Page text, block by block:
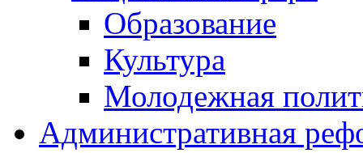
Образование
Культура
Молодежная
Административная